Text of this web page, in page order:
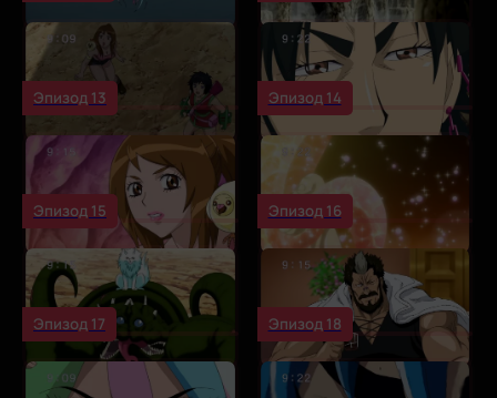
Эпизод 13 Эпизод 14
Эпизод 15 Эпизод 16
Эпизод 17 Эпизод 18